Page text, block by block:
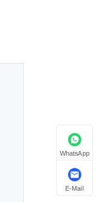
WhatsApp
E-Mail